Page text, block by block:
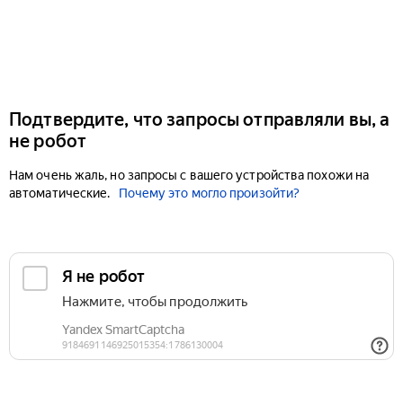
Подтвердите, что запросы отправляли вы, а
не робот
Нам очень жаль, но запросы с вашего устройства похожи на
автоматические.
Почему это могло произойти?